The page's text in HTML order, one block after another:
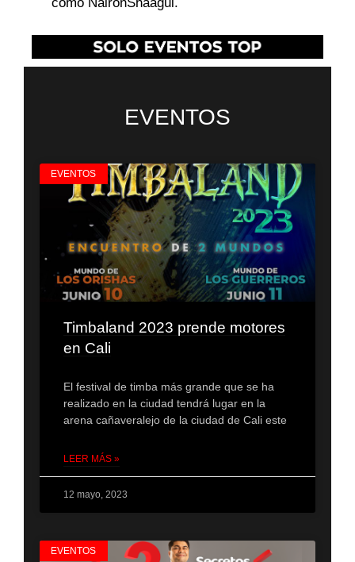
EVENTOS
EVENTOS
Timbaland 2023 prende motores
en Cali
El festival de timba más grande que se ha
realizado en la ciudad tendrá lugar en la
arena cañaveralejo de la ciudad de Cali este
LEER MÁS »
12 mayo, 2023
EVENTOS